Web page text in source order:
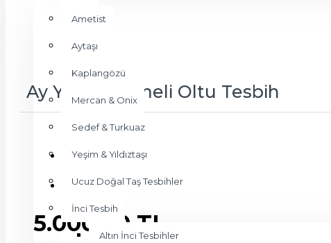
Ametist
Aytaşı
Kaplangözü
Mercan & Onix
Sedef & Turkuaz
Yeşim & Yıldıztaşı
Ucuz Doğal Taş Tesbihler
İnci Tesbih
Altın İnci Tesbihler
Ay Yıldız İşlemeli Oltu Tesbih
5.000,00 TL
Stok Durumu:
Ürün Kodu: ts140